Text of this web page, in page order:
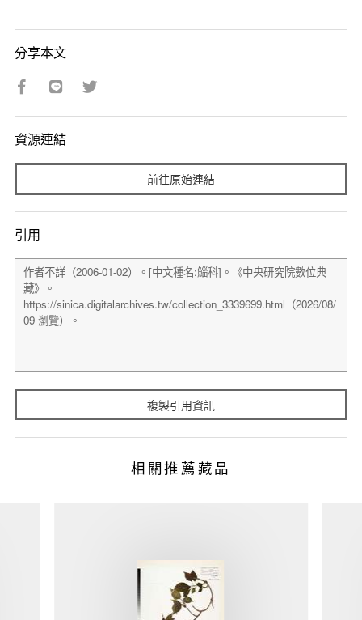
分享本文
資源連結
前往原始連結
引用
複製引用資訊
相關推薦藏品